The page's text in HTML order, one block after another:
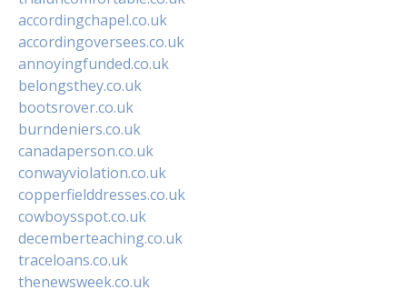
accordingchapel.co.uk
accordingoversees.co.uk
annoyingfunded.co.uk
belongsthey.co.uk
bootsrover.co.uk
burndeniers.co.uk
canadaperson.co.uk
conwayviolation.co.uk
copperfielddresses.co.uk
cowboysspot.co.uk
decemberteaching.co.uk
traceloans.co.uk
thenewsweek.co.uk